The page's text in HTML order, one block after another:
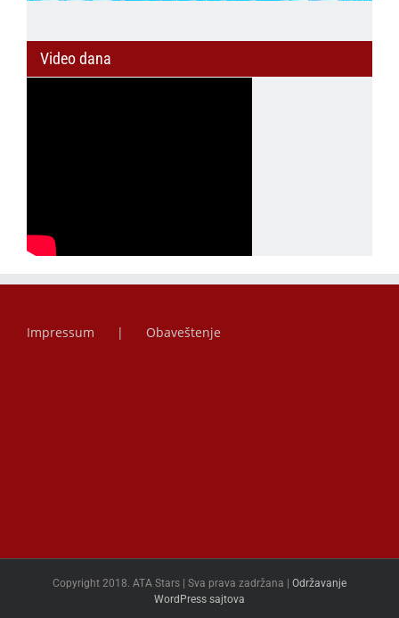
Video dana
Impressum Obaveštenje
Copyright 2018. ATA Stars | Sva prava zadržana | Održavanje
WordPress sajtova